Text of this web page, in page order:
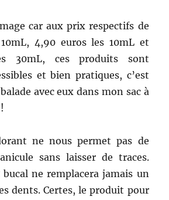
car aux prix respectifs de
4,90 euros les 10mL et
30mL, ces produits sont
et bien pratiques, c’est
avec eux dans mon sac à
ne nous permet pas de
sans laisser de traces.
bucal ne remplacera jamais un
dents. Certes, le produit pour